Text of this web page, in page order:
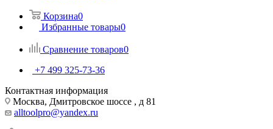
Корзина0
Избранные товары0
Сравнение товаров0
+7 499 325-73-36
Контактная информация
Москва, Дмитровское шоссе , д 81
alltoolpro@yandex.ru